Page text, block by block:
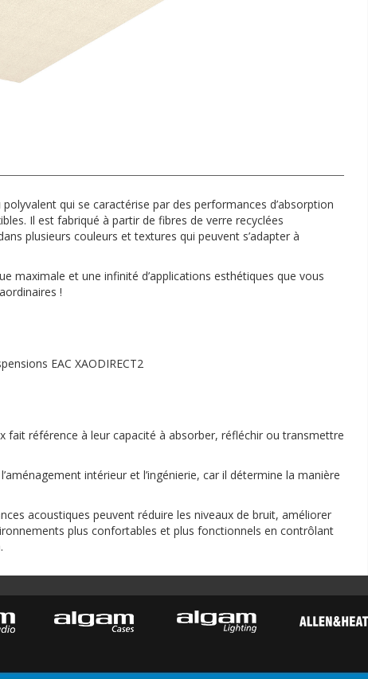
polyvalent qui se caractérise par des performances d’absorption
Il est fabriqué à partir de fibres de verre recyclées
plusieurs couleurs et textures qui peuvent s’adapter à
maximale et une infinité d’applications esthétiques que vous
!
EAC XAODIRECT2
fait référence à leur capacité à absorber, réfléchir ou transmettre
intérieur et l’ingénierie, car il détermine la manière
acoustiques peuvent réduire les niveaux de bruit, améliorer
plus confortables et plus fonctionnels en contrôlant